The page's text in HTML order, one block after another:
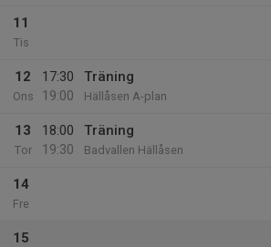
11
Tis
12
Ons
17:30
19:00
Träning
Hällåsen A-plan
13
Tor
18:00
19:30
Träning
Badvallen Hällåsen
14
Fre
15